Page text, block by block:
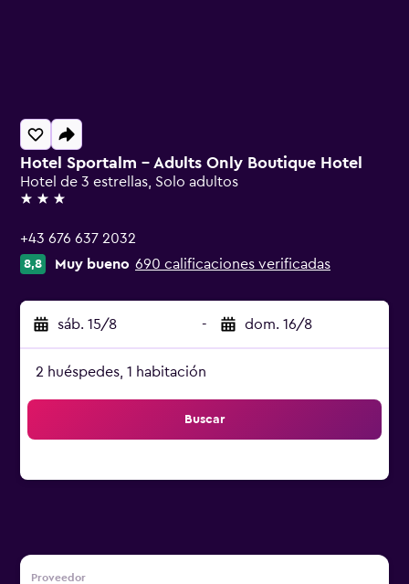
Hotel Sportalm - Adults Only Boutique Hotel
Hotel de 3 estrellas, Solo adultos
3 estrellas
+43 676 637 2032
8,8 Muy bueno 690 calificaciones verificadas
sáb. 15/8 - dom. 16/8
2 huéspedes, 1 habitación
Buscar
Proveedor